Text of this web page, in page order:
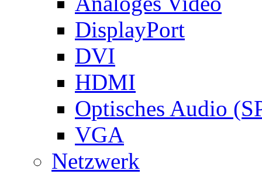
DisplayPort
DVI
HDMI
Optisches Audio
VGA
Netzwerk